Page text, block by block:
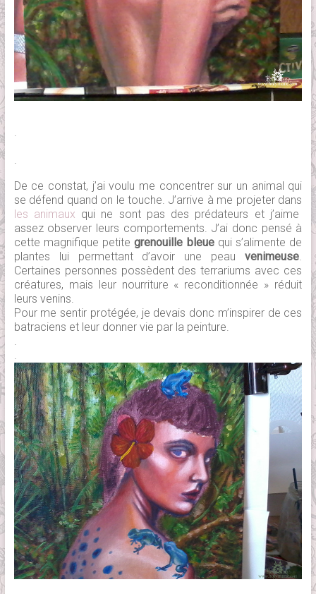
.
.
De ce constat, j’ai voulu me concentrer sur un animal qui
se défend quand on le touche. J’arrive à me projeter dans
les animaux qui ne sont pas des prédateurs et j’aime
assez observer leurs comportements. J’ai donc pensé à
cette magnifique petitegrenouille bleuequi s’alimente de
plantes lui permettant d’avoir une peauvenimeuse.
Certaines personnes possèdent des terrariums avec ces
créatures, mais leur nourriture « reconditionnée » réduit
leurs venins.
Pour me sentir protégée, je devais donc m’inspirer de ces
batraciens et leur donner vie par la peinture.
.
.